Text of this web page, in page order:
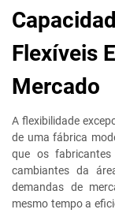
Flexíveis
Mercado
A flexibilidade
de uma fábrica
que os fabricantes
cambiantes da
demandas de
mesmo tempo a